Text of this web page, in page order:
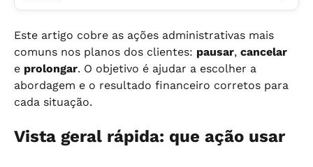
Este artigo cobre as ações administrativas mais
comuns nos planos dos clientes: pausar, cancelar
e prolongar. O objetivo é ajudar a escolher a
abordagem e o resultado financeiro corretos para
cada situação.
Vista geral rápida: que ação usar